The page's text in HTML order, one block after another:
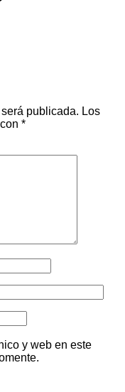
publicada. Los
*
y web en este